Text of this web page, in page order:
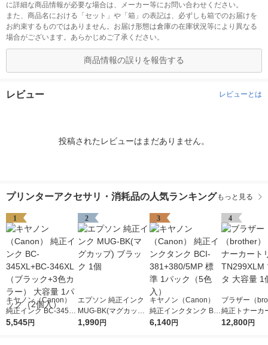
に詳細な商品情報が必要な場合は、メーカー等にお問い合わせください。
また、商品名における「セット」や「箱」の表記は、必ずしも箱でのお届けを
お約束するものではありません。お届け形態は倉庫の在庫状況等により異なる
場合がございます。あらかじめご了承ください。
商品情報の誤りを報告する
レビュー レビューとは
投稿されたレビューはまだありません。
プリンターアクセサリ・消耗品の人気ランキング もっと見る
1
キヤノン（Canon）
純正インク BC-345XL
+BC-346XL （ブラッ
5,545円
2
エプソン 純正インク
MUG-BK(マグカップ)
ブラック 1個
1,990円
3
キヤノン（Canon）
純正インクタンク BCI
-381+380/5MP 標準 1
6,140円
4
ブラザー（
純正トナーカ
ジ
12,800円